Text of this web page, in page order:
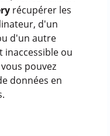
récupérer les
d'un
d'un autre
inaccessible ou
pouvez
données en